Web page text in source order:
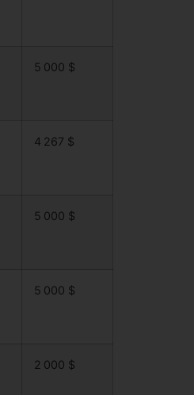
5 000 $
4 267 $
5 000 $
5 000 $
2 000 $